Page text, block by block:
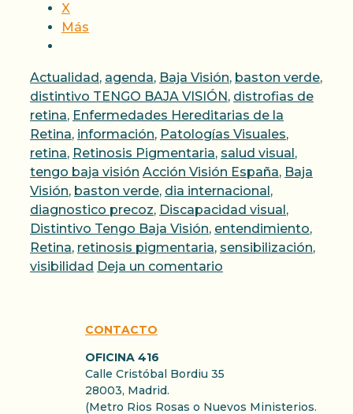
X
Más
Categorías
Actualidad , agenda, Baja Visión, baston verde,
distintivo TENGO BAJA VISIÓN , distrofias de
retina, Enfermedades Hereditarias de la
Retina, información, Patologías Visuales,
retina, Retinosis Pigmentaria, salud visual ,
tengo baja visión Etiquetas
Acción Visión España, Baja
Visión, baston verde, dia internacional ,
diagnostico precoz, Discapacidad visual ,
Distintivo Tengo Baja Visión, entendimiento,
Retina, retinosis pigmentaria, sensibilización,
visibilidad Deja un comentario
CONTACTO
OFICINA 416
Calle Cristóbal Bordiu 35
28003, Madrid.
(Metro Rios Rosas o Nuevos Ministerios.